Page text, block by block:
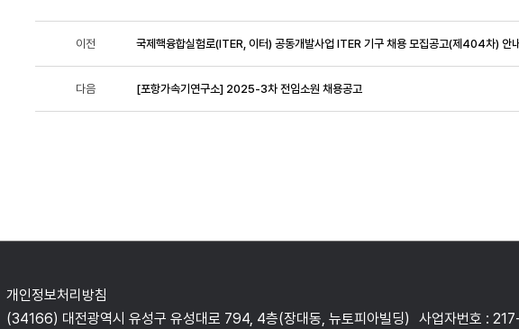
이전 국제핵융합실험로(ITER, 이터) 공동개발사업 ITER 기구 채용 모집공고(제404차)
다음 [포항가속기연구소] 2025-3차 전임소원 채용공고
개인정보처리방침
(34166) 대전광역시 유성구 유성대로 794, 4층(장대동, 뉴토피아빌딩)
사업자번호 :